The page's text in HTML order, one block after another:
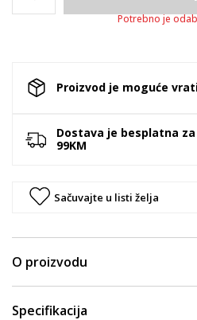
Potrebno je
Proizvod je moguće
Dostava je besplatna
99KM
Sačuvajte u listi želja
O proizvodu
Specifikacija